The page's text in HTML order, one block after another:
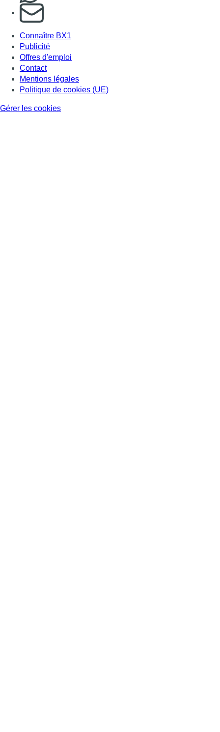
S'abonner à notre newsletter
Connaître BX1
Publicité
Offres d'emploi
Contact
Mentions légales
Politique de cookies (UE)
Gérer les cookies